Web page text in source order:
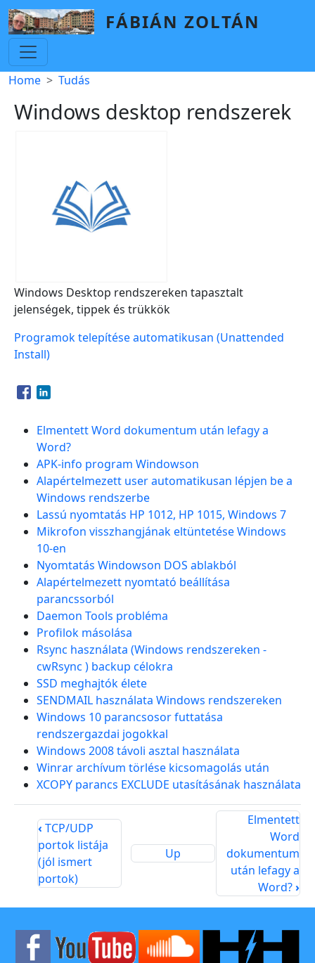
Skip to main content
FÁBIÁN ZOLTÁN
Breadcrumb
Home Tudás
Windows desktop rendszerek
Windows Desktop rendszereken tapasztalt
jelenségek, tippek és trükkök
Programok telepítése automatikusan (Unattended
Install)
Opens in a new window
Opens in a new window
Elmentett Word dokumentum után lefagy a
Word?
APK-info program Windowson
Alapértelmezett user automatikusan lépjen be a
Windows rendszerbe
Lassú nyomtatás HP 1012, HP 1015, Windows 7
Mikrofon visszhangjának eltüntetése Windows
10-en
Nyomtatás Windowson DOS ablakból
Alapértelmezett nyomtató beállítása
parancssorból
Daemon Tools probléma
Profilok másolása
Rsync használata (Windows rendszereken -
cwRsync ) backup célokra
SSD meghajtók élete
SENDMAIL használata Windows rendszereken
Windows 10 parancsosor futtatása
rendszergazdai jogokkal
Windows 2008 távoli asztal használata
Winrar archívum törlése kicsomagolás után
XCOPY parancs EXCLUDE utasításának használata
‹ TCP/UDP
portok listája
(jól ismert
portok)
Up
Elmentett
Word
dokumentum
után lefagy a
Word?›